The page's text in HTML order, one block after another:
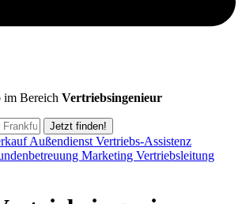
im Bereich Vertriebsingenieur
Jetzt finden!
Außendienst Vertriebs-Assistenz
Marketing Vertriebsleitung